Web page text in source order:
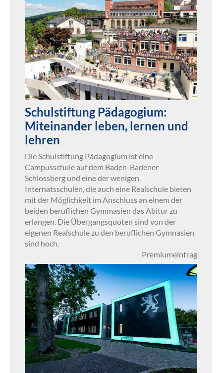
Schulstiftung Pädagogium:
Miteinander leben, lernen und
lehren
Die Schulstiftung Pädagogium ist eine
Campusschule auf dem Baden-Badener
Schlossberg und eine der wenigen
Internatsschulen, die auch eine Realschule bieten
mit der Möglichkeit im Anschluss an einem der
beiden beruflichen Gymmasien das Abitur zu
erlangen. Die Übergangsquoten sind von der
eigenen Realschule zu den beruflichen Gymnasien
sind hoch.
Premiumeintrag